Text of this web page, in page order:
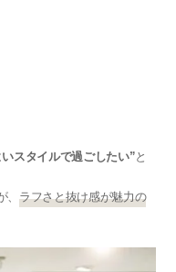
スタイルで過ごしたい”と
ラフさと抜け感が魅力の